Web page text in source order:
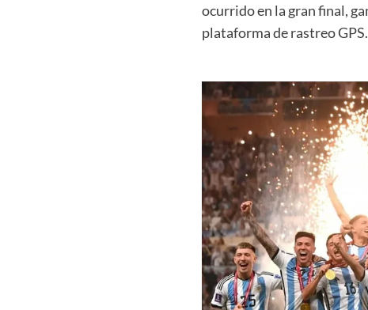
ocurrido en la gran final,
plataforma de rastreo GPS.